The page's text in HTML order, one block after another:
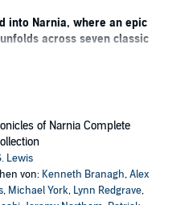
into Narnia, where an epic
across seven classic
It's a wondrous place where
this series, listeners will be
witness its long and
to the end of the beloved
children from our own world
Narnia—sometimes called, and
of Narnia Complete
Lewis
von: Kenneth Branagh,Alex
, Michael York, Lynn Redgrave,